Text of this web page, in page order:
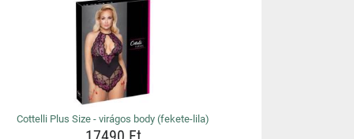
Cottelli Plus Size - virágos body (fekete-lila)